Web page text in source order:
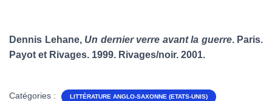
Dennis Lehane, Un dernier verre avant la guerre. Paris.
Payot et Rivages. 1999. Rivages/noir. 2001.
Catégories : LITTÉRATURE ANGLO-SAXONNE (ETATS-UNIS)